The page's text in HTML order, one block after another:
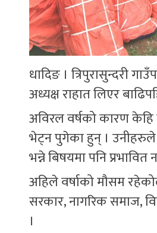
धादिङ । त्रिपुरासुन्दरी
अध्यक्ष राहात लिएर
अविरल वर्षको कारण केहि
भेट्न पुगेका हुन् । उनीहरुले
भन्ने बिषयमा पनि
अहिले वर्षाको मौसम
सरकार, नागरिक समाज,
।